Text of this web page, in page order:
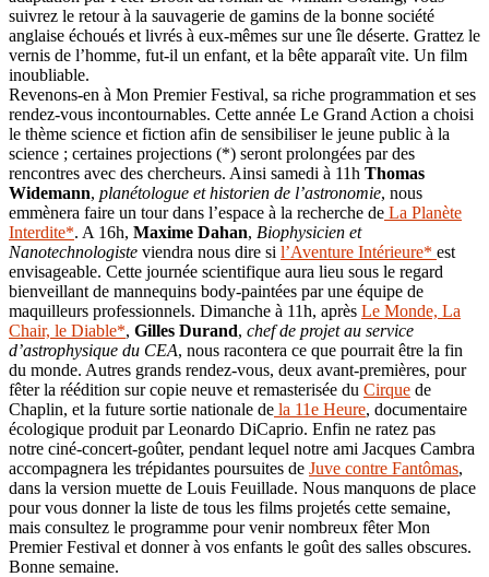
suivrez le retour à la sauvagerie de gamins de la bonne société
anglaise échoués et livrés à eux-mêmes sur une île déserte. Grattez le
vernis de l’homme, fut-il un enfant, et la bête apparaît vite. Un film
inoubliable.
Revenons-en à Mon Premier Festival, sa riche programmation et ses
rendez-vous incontournables. Cette année Le Grand Action a choisi
le thème science et fiction afin de sensibiliser le jeune public à la
science ; certaines projections (*) seront prolongées par des
rencontres avec des chercheurs. Ainsi samedi à 11h Thomas
Widemann, planétologue et historien de l’astronomie, nous
emmènera faire un tour dans l’espace à la recherche de La Planète
Interdite*. A 16h, Maxime Dahan, Biophysicien et
Nanotechnologiste viendra nous dire si l’Aventure Intérieure* est
envisageable. Cette journée scientifique aura lieu sous le regard
bienveillant de mannequins body-paintées par une équipe de
maquilleurs professionnels. Dimanche à 11h, après Le Monde, La
Chair, le Diable*, Gilles Durand, chef de projet au service
d’astrophysique du CEA, nous racontera ce que pourrait être la fin
du monde. Autres grands rendez-vous, deux avant-premières, pour
fêter la réédition sur copie neuve et remasterisée du Cirque de
Chaplin, et la future sortie nationale de la 11e Heure, documentaire
écologique produit par Leonardo DiCaprio. Enfin ne ratez pas
notre ciné-concert-goûter, pendant lequel notre ami Jacques Cambra
accompagnera les trépidantes poursuites de Juve contre Fantômas,
dans la version muette de Louis Feuillade. Nous manquons de place
pour vous donner la liste de tous les films projetés cette semaine,
mais consultez le programme pour venir nombreux fêter Mon
Premier Festival et donner à vos enfants le goût des salles obscures.
Bonne semaine.